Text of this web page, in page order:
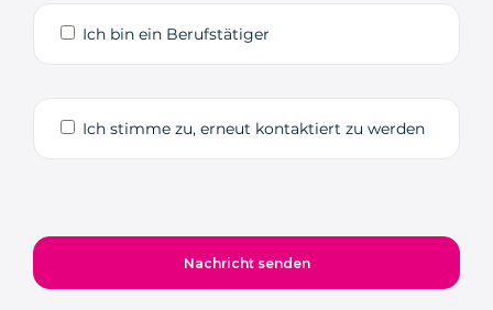
Ich bin ein Berufstätiger
Ich stimme zu, erneut kontaktiert zu werden